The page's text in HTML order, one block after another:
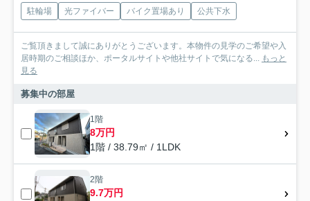
駐輪場 光ファイバー バイク置場あり 公共下水
ご覧頂きまして誠にありがとうございます。本物件の見学のご希望や入
居時期のご相談ほか、ポータルサイトや他社サイトで気になる... もっと
見る
募集中の部屋
1階
8万円
1階 / 38.79㎡ / 1LDK
2階
9.7万円